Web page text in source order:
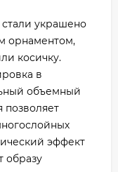
украшено
орнаментом,
косичку.
в
объемный
позволяет
эффект
образу